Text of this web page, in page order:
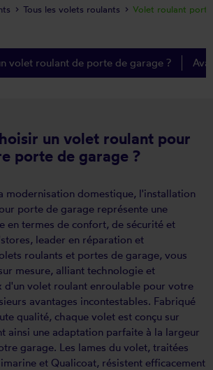
volet roulant de porte de garage ?
un volet roulant pour
porte de garage ?
modernisation domestique, l'installation
porte de garage représente une
en termes de confort, de sécurité et
leader en réparation et
roulants et portes de garage, vous
mesure, alliant technologie et
d'un volet roulant enroulable pour votre
avantages incontestables. Fabriqué
qualité, chaque volet est conçu sur
ainsi une adaptation parfaite à la largeur
garage. Les lames du volet, traitées
et Qualicoat, résistent efficacement
Tous les volets roulants Volet roulant